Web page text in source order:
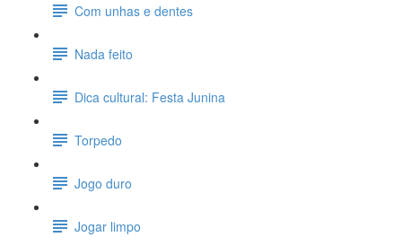
Com unhas e dentes
Nada feito
Dica cultural: Festa Junina
Torpedo
Jogo duro
Jogar limpo